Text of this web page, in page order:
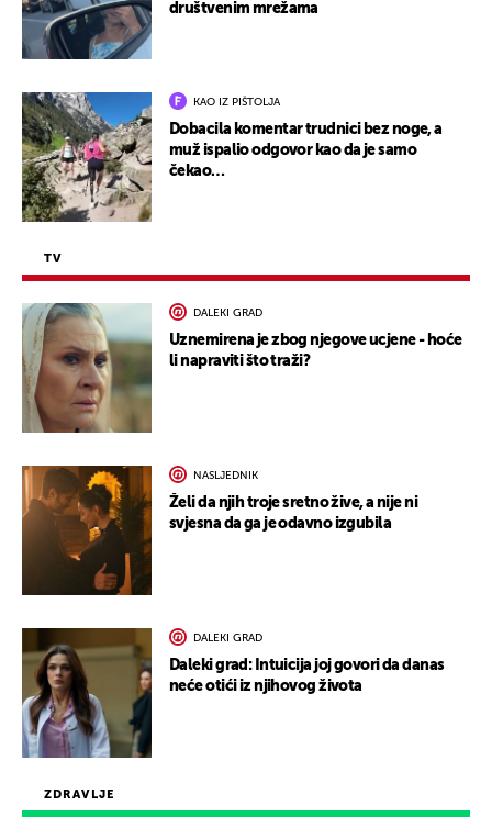
ZDRAVLJE
društvenim mrežama
KAO IZ PIŠTOLJA
Dobacila komentar trudnici bez noge, a
muž ispalio odgovor kao da je samo
čekao…
TV
DALEKI GRAD
Uznemirena je zbog njegove ucjene - hoće
li napraviti što traži?
NASLJEDNIK
Želi da njih troje sretno žive, a nije ni
svjesna da ga je odavno izgubila
DALEKI GRAD
Daleki grad: Intuicija joj govori da danas
neće otići iz njihovog života